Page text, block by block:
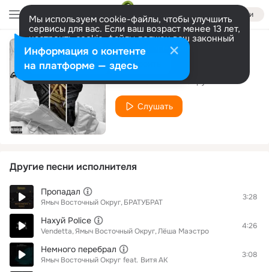
Войти
Мы используем cookie-файлы, чтобы улучшить
сервисы для вас. Если ваш возраст менее 13 лет,
настроить cookie-файлы должен ваш законный
представитель. Больше информации
Разрешить все Настроить
Улица мама
Ямыч Восточный Округ
Слушать
Другие песни исполнителя
Пропадал
Ямыч Восточный Округ БРАТУБРАТ
3:28
Нахуй Police
Vendetta Ямыч Восточный Округ Лёша Маэстро
4:26
Немного перебрал
Ямыч Восточный Округ feat. Витя АК
3:08
Информация о контенте
на платформе — здесь